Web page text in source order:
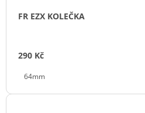
FR EZX KOLEČKA
290 Kč
64mm